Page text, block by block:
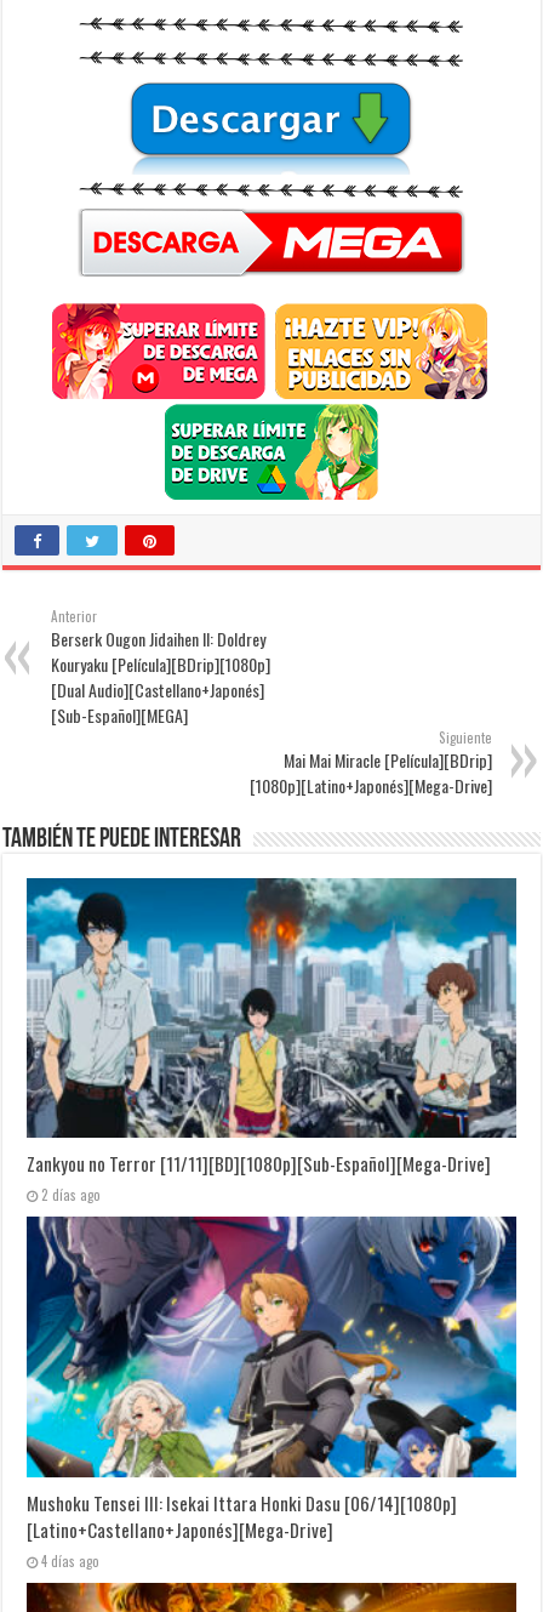
Anterior
Berserk Ougon Jidaihen II: Doldrey
Kouryaku [Película][BDrip][1080p]
[Dual Audio][Castellano+Japonés]
[Sub-Español][MEGA]
Siguiente
Mai Mai Miracle [Película][BDrip]
[1080p][Latino+Japonés][Mega-Drive]
También te puede interesar
Zankyou no Terror [11/11][BD][1080p][Sub-Español][Mega-Drive]
2 días ago
Mushoku Tensei III: Isekai Ittara Honki Dasu [06/14][1080p]
[Latino+Castellano+Japonés][Mega-Drive]
4 días ago